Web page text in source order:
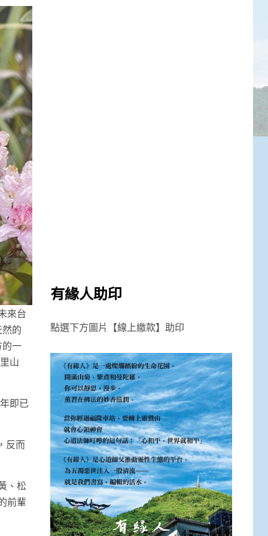
來台
的
的一
山
即已
反而
、松
前輩
有緣人助印
點選下方圖片【線上繳款】助印